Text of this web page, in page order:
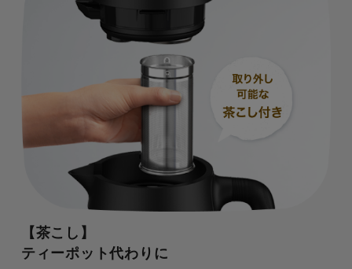
【茶こし】
ティーポット代わりに